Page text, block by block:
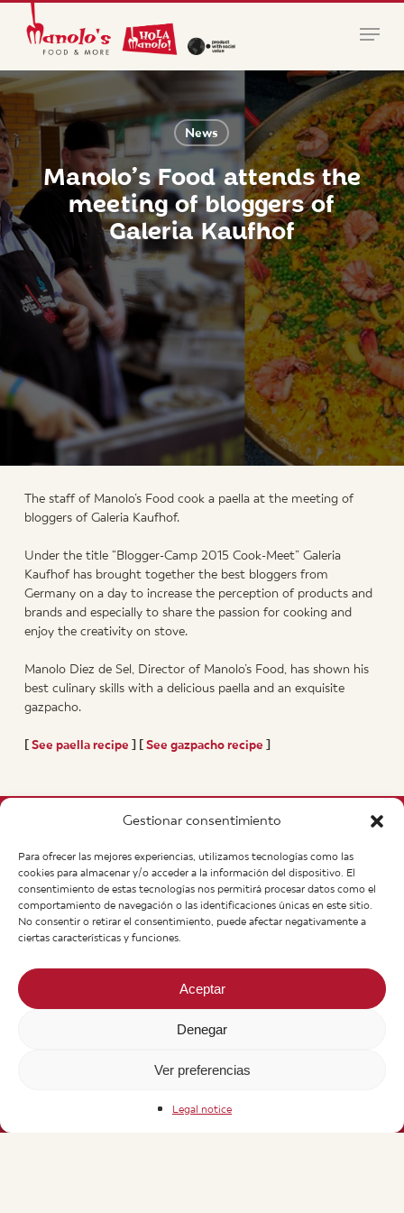
Gestionar consentimiento
Para ofrecer las mejores experiencias, utilizamos tecnologías como las
cookies para almacenar y/o acceder a la información del dispositivo. El
consentimiento de estas tecnologías nos permitirá procesar datos como el
comportamiento de navegación o las identificaciones únicas en este sitio.
No consentir o retirar el consentimiento, puede afectar negativamente a
ciertas características y funciones.
Aceptar
Denegar
Ver preferencias
Legal notice
Skip
Menu
News
Manolo’s Food attends the
meeting of bloggers of
Galeria Kaufhof
The staff of Manolo’s Food cook a paella at the meeting of
bloggers of Galeria Kaufhof.
Under the title “Blogger-Camp 2015 Cook-Meet” Galeria
Kaufhof has brought together the best bloggers from
Germany on a day to increase the perception of products and
brands and especially to share the passion for cooking and
enjoy the creativity on stove.
Manolo Diez de Sel, Director of Manolo’s Food, has shown his
best culinary skills with a delicious paella and an exquisite
gazpacho.
[See paella recipe ] [See gazpacho recipe ]
+43 662 840 280
Heinrich Haubner Str, 11
A-5020 Salzburgo. Austria
info@manolos.org
More info
About us
Infos
Contact
Join our Team
Legal notice
Menu